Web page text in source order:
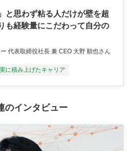
と思わず粘る人だけが壁を超
も経験量にこだわって自分の
代表取締役社⻑ 兼 CEO ⼤野 順也さん
に積み上げたキャリア
のインタビュー